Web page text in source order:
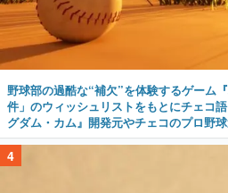
野球部の過酷な“補欠”を体験するゲーム
件」のウィッシュリストをもとにチェコ
グダム・カム』開発元やチェコのプロ野
4